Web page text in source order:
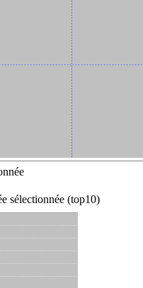
sélectionnée (top10)